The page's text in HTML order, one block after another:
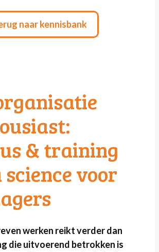
naar kennisbank
& training
voor
werken reikt verder dan
die uitvoerend betrokken is